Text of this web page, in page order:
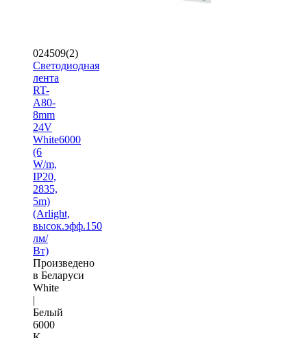
024509(2)
Светодиодная
лента
RT-
A80-
8mm
24V
White6000
(6
W/m,
IP20,
2835,
5m)
(Arlight,
высок.эфф.150
лм/
Вт)
Произведено
в Беларуси
White
|
Белый
6000